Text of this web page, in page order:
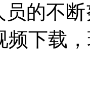
的不
频下载